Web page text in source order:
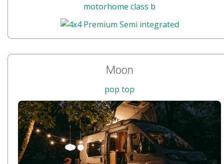
motorhome class b
Moon
pop top